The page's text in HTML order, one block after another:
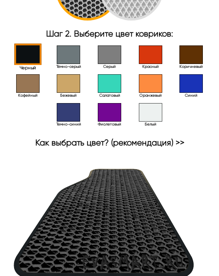
Шаг 2. Выберите цвет ковриков:
Черный Тёмно-серый Серый Красный Коричневый
Кофейный Бежевый Салатовый Оранжевый Синий
Темно-синий Фиолетовый Белый
Как выбрать цвет? (рекомендация) >>